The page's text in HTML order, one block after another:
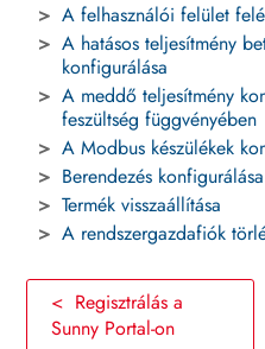
A felhasználói felület
A hatásos teljesítmény
konfigurálása
A meddő teljesítmény
feszültség függvényében
A Modbus készülékek
Berendezés
Termék visszaállítása
A rendszergazdafiók
< Regisztrálás a
Sunny Portal-on
Termékáttekintés
Felszerelés
Csatlakoztatás
Üzembe
Kezelés
A termék